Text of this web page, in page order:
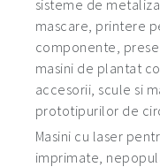
sisteme de
mascare, printere
componente,
masini de plantat
accesorii, scule si
prototipurilor de
Masini cu laser
imprimate,